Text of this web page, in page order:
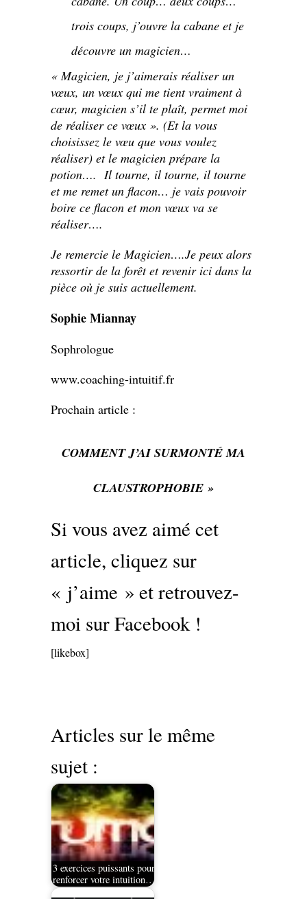
trois coups, j’ouvre la cabane et je
découvre un magicien…
« Magicien, je j’aimerais réaliser un
vœux, un vœux qui me tient vraiment à
cœur, magicien s’il te plaît, permet moi
de réaliser ce vœux ». (Et la vous
choisissez le vœu que vous voulez
réaliser) et le magicien prépare la
potion…. Il tourne, il tourne, il tourne
et me remet un flacon… je vais pouvoir
boire ce flacon et mon vœux va se
réaliser….
Je remercie le Magicien….Je peux alors
ressortir de la forêt et revenir ici dans la
pièce où je suis actuellement.
Sophie Miannay
Sophrologue
www.coaching-intuitif.fr
Prochain article :
COMMENT J’AI SURMONTÉ MA
CLAUSTROPHOBIE »
Si vous avez aimé cet
article, cliquez sur
« j’aime » et retrouvez-
moi sur Facebook !
[likebox]
Articles sur le même
sujet :
3 exercices puissants pour
renforcer votre intuition…